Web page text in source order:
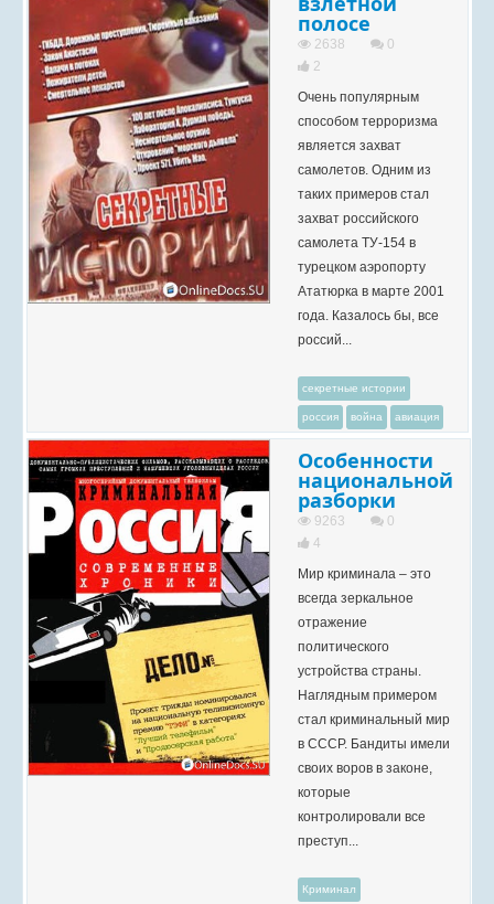
полосе
2638
0
2
Очень популярным
способом терроризма
является захват
самолетов. Одним из
таких примеров стал
захват российского
самолета ТУ-154 в
турецком аэропорту
Ататюрка в марте 2001
года. Казалось бы, все
россий...
секретные истории
россия война авиация
Особенности
национальной
разборки
9263
0
4
Мир криминала – это
всегда зеркальное
отражение
политического
устройства страны.
Наглядным примером
стал криминальный мир
в СССР. Бандиты имели
своих воров в законе,
которые
контролировали все
преступ...
Криминал